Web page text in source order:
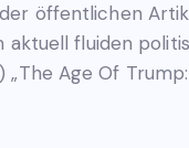
öffentlichen
fluiden
Age Of